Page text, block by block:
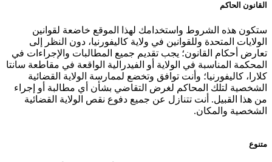
القانون الحاكم
ستكون هذه الشروط واستخدامك لهذا الموقع خاضعة لقوانين
الولايات المتحدة وللقوانين في ولاية كاليفورنيا، دون النظر إلى
تعارض أحكام القانون؛ يجب تقديم جميع المطالبات والإجراءات في
المحكمة المناسبة في الولاية أو الفيدرالية الواقعة في مقاطعة سانتا
كلارا، كاليفورنيا؛ وأنت توافق وتخضع لممارسة الولاية القضائية
الشخصية لتلك المحاكم لغرض التقاضي بشأن أي مطالبة أو إجراء
من هذا القبيل. أنت تتنازل عن جميع دفوع نقص الولاية القضائية
الشخصية والمكان.
متنوع